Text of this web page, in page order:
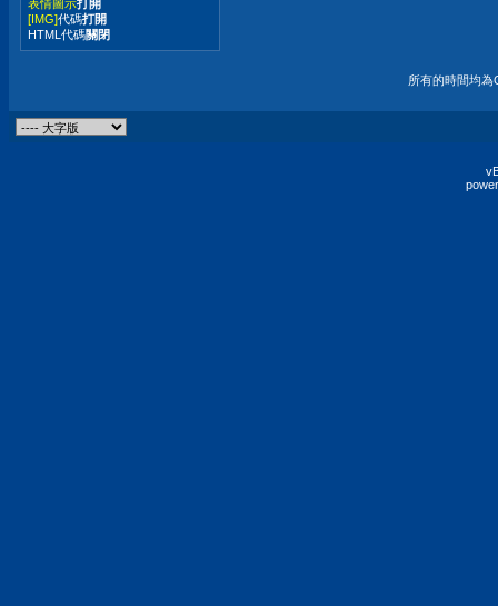
表情圖示打開
[IMG]代碼打開
HTML代碼關閉
所有的時間均為